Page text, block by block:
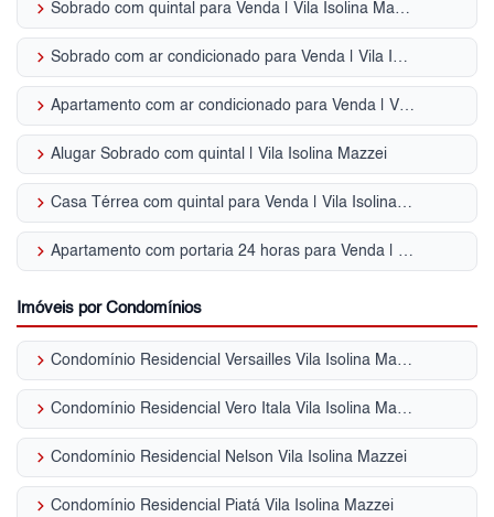
keyboard_arrow_right Sobrado com quintal para Venda | Vila Isolina Mazzei
keyboard_arrow_right Sobrado com ar condicionado para Venda | Vila Isolina Mazzei
keyboard_arrow_right Apartamento com ar condicionado para Venda | Vila Isolina Mazzei
keyboard_arrow_right Alugar Sobrado com quintal | Vila Isolina Mazzei
keyboard_arrow_right Casa Térrea com quintal para Venda | Vila Isolina Mazzei
keyboard_arrow_right Apartamento com portaria 24 horas para Venda | Vila Isolina Mazzei
Imóveis por Condomínios
keyboard_arrow_right Condomínio Residencial Versailles Vila Isolina Mazzei
keyboard_arrow_right Condomínio Residencial Vero Itala Vila Isolina Mazzei
keyboard_arrow_right Condomínio Residencial Nelson Vila Isolina Mazzei
keyboard_arrow_right Condomínio Residencial Piatá Vila Isolina Mazzei